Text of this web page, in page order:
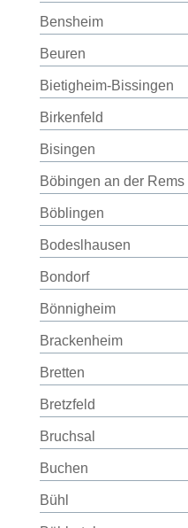
Bensheim
Beuren
Bietigheim-Bissingen
Birkenfeld
Bisingen
Böbingen an der Rems
Böblingen
Bodeslhausen
Bondorf
Bönnigheim
Brackenheim
Bretten
Bretzfeld
Bruchsal
Buchen
Bühl